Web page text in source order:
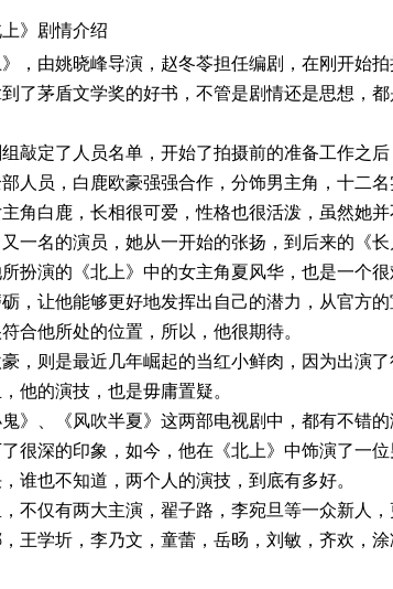
》剧情介绍
， 由姚晓峰导演 ，赵冬苓担任编剧 ，在刚开始拍
了茅盾文学奖的好书 ，不管是剧情还是思想 ，都
敲定了 人 员名单 ，开始了拍摄前的准备工作之
部人员 ，白鹿欧豪强强合作， 分饰男主角 ， 十二名
角白鹿， 长相很可爱 ，性格也很活泼 ，虽然她并
又一名的演员 ， 她从一开始的张扬 ，到 后来的《长
所扮演的 《北上》 中的女主角夏风华 ， 也是一个很
，让他能够更好地发挥出 自己的潜力， 从官方的
合他所处的位置，所以 ， 他很期待。
， 则 是最近几年崛起的当红小鲜肉 ， 因为出演了
，他的演技 ，也是毋庸置疑。
》 《风吹半夏》 这两部电视剧中 ， 都有不错
很深的印象， 如今，他在 《北上》 中饰演了一位
， 谁也不知道， 两个 人 的演技 ， 到底有多好。
不仅有两大主演， 翟子路 ， 李宛旦等一众新人
， 王学圻 ， 李乃文 ， 童蕾 ， 岳旸 ， 刘敏 ， 齐欢 ， 涂